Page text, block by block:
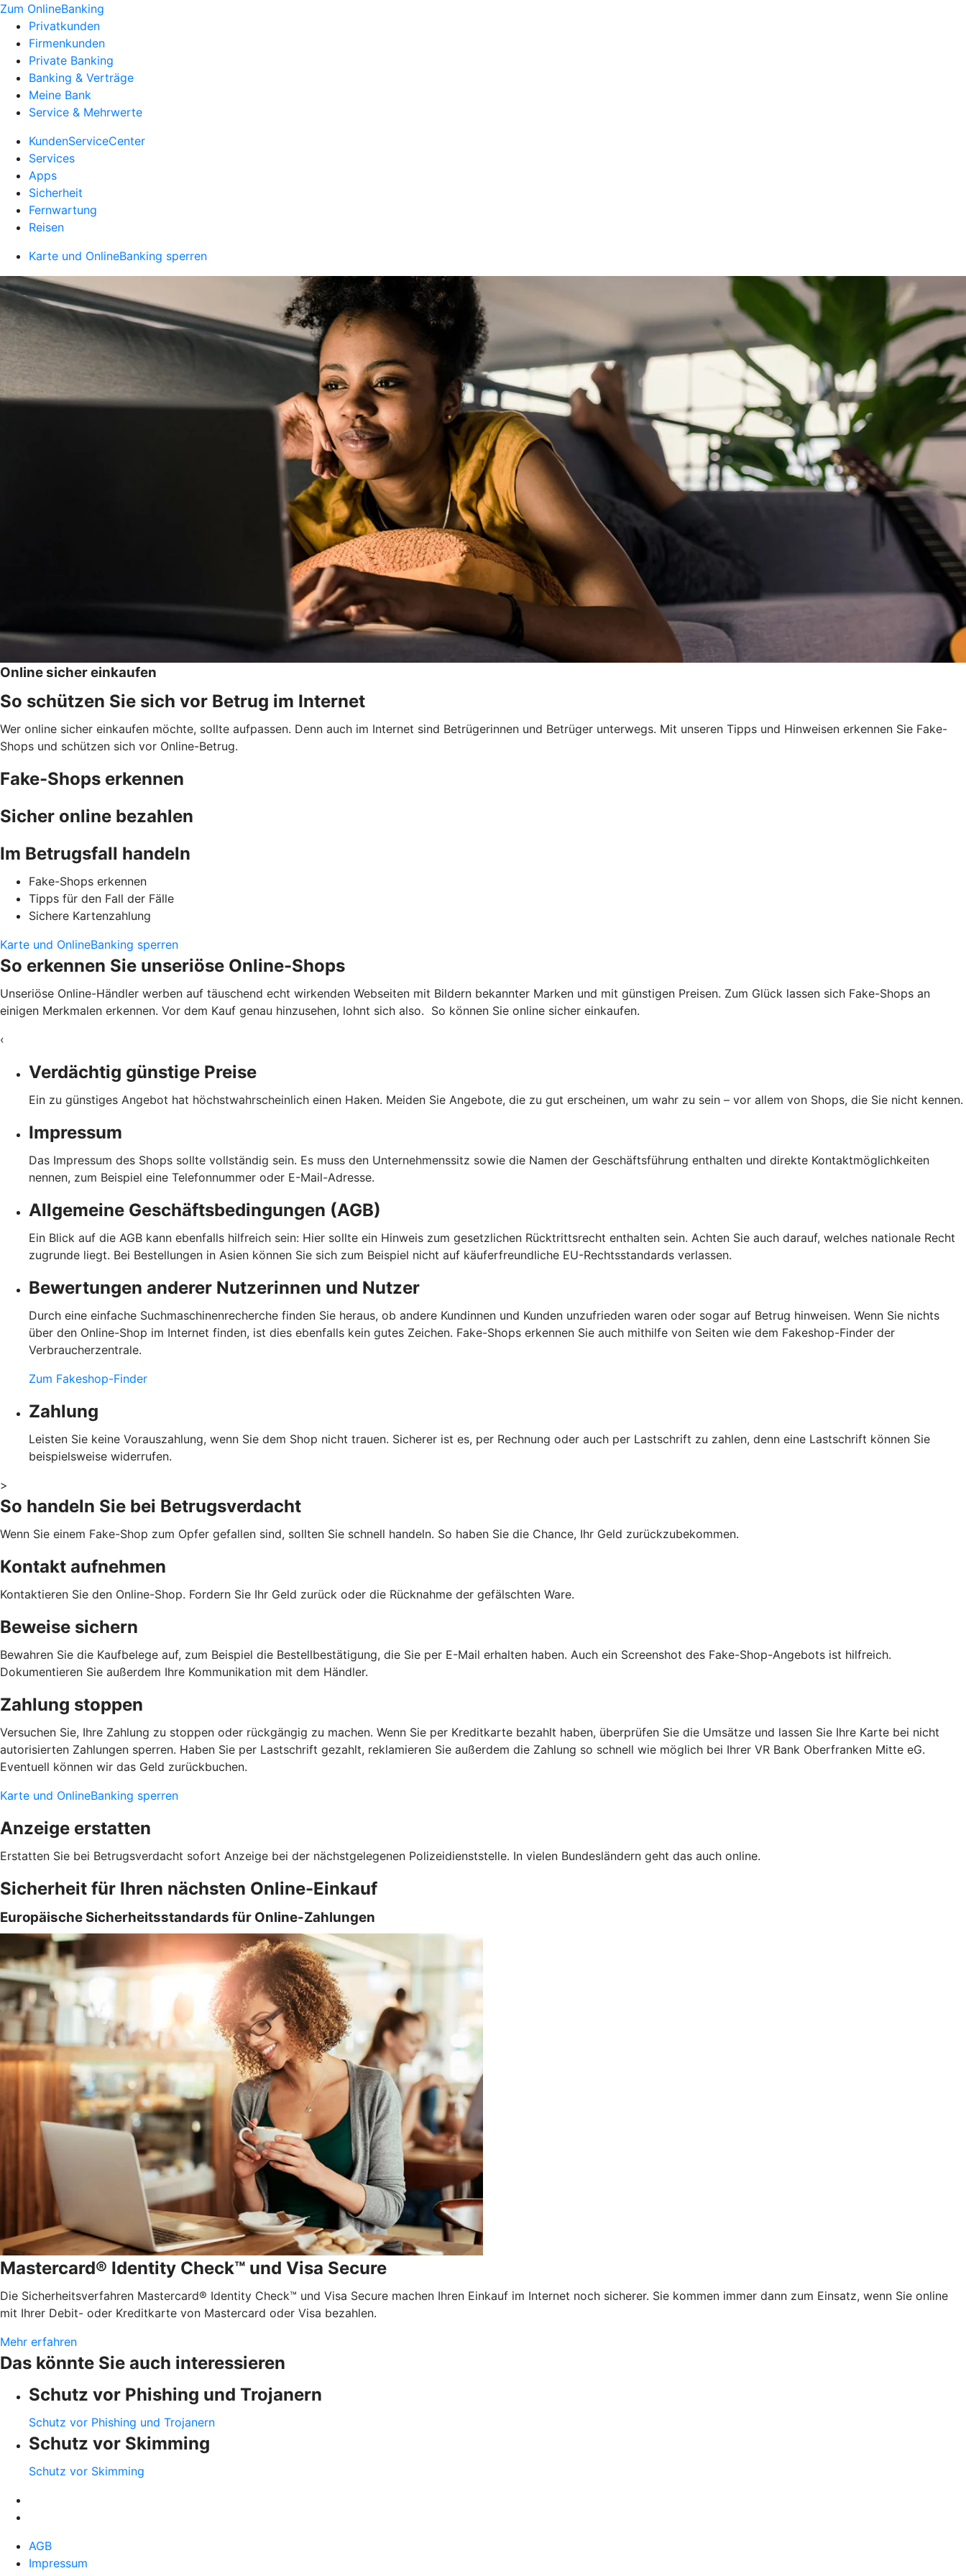
Zum OnlineBanking
Privatkunden
Firmenkunden
Private Banking
Banking & Verträge
Meine Bank
Service & Mehrwerte
KundenServiceCenter
Services
Apps
Sicherheit
Fernwartung
Reisen
Karte und OnlineBanking sperren
Online sicher einkaufen
So schützen Sie sich vor Betrug im Internet
Wer online sicher einkaufen möchte, sollte aufpassen. Denn auch im Internet sind Betrügerinnen und Betrüger unterwegs. Mit unseren Tipps und Hinweisen erkennen Sie Fake-
Shops und schützen sich vor Online-Betrug.
Fake-Shops erkennen
Sicher online bezahlen
Im Betrugsfall handeln
Fake-Shops erkennen
Tipps für den Fall der Fälle
Sichere Kartenzahlung
Karte und OnlineBanking sperren
So erkennen Sie unseriöse Online-Shops
Unseriöse Online-Händler werben auf täuschend echt wirkenden Webseiten mit Bildern bekannter Marken und mit günstigen Preisen. Zum Glück lassen sich Fake-Shops an
einigen Merkmalen erkennen. Vor dem Kauf genau hinzusehen, lohnt sich also. So können Sie online sicher einkaufen.
‹
Verdächtig günstige Preise
Ein zu günstiges Angebot hat höchstwahrscheinlich einen Haken. Meiden Sie Angebote, die zu gut erscheinen, um wahr zu sein – vor allem von Shops, die Sie nicht kennen.
Impressum
Das Impressum des Shops sollte vollständig sein. Es muss den Unternehmenssitz sowie die Namen der Geschäftsführung enthalten und direkte Kontaktmöglichkeiten
nennen, zum Beispiel eine Telefonnummer oder E-Mail-Adresse.
Allgemeine Geschäftsbedingungen (AGB)
Ein Blick auf die AGB kann ebenfalls hilfreich sein: Hier sollte ein Hinweis zum gesetzlichen Rücktrittsrecht enthalten sein. Achten Sie auch darauf, welches nationale Recht
zugrunde liegt. Bei Bestellungen in Asien können Sie sich zum Beispiel nicht auf käuferfreundliche EU-Rechtsstandards verlassen.
Bewertungen anderer Nutzerinnen und Nutzer
Durch eine einfache Suchmaschinenrecherche finden Sie heraus, ob andere Kundinnen und Kunden unzufrieden waren oder sogar auf Betrug hinweisen. Wenn Sie nichts
über den Online-Shop im Internet finden, ist dies ebenfalls kein gutes Zeichen. Fake-Shops erkennen Sie auch mithilfe von Seiten wie dem Fakeshop-Finder der
Verbraucherzentrale.
Zum Fakeshop-Finder
Zahlung
Leisten Sie keine Vorauszahlung, wenn Sie dem Shop nicht trauen. Sicherer ist es, per Rechnung oder auch per Lastschrift zu zahlen, denn eine Lastschrift können Sie
beispielsweise widerrufen.
>
So handeln Sie bei Betrugsverdacht
Wenn Sie einem Fake-Shop zum Opfer gefallen sind, sollten Sie schnell handeln. So haben Sie die Chance, Ihr Geld zurückzubekommen.
Kontakt aufnehmen
Kontaktieren Sie den Online-Shop. Fordern Sie Ihr Geld zurück oder die Rücknahme der gefälschten Ware.
Beweise sichern
Bewahren Sie die Kaufbelege auf, zum Beispiel die Bestellbestätigung, die Sie per E-Mail erhalten haben. Auch ein Screenshot des Fake-Shop-Angebots ist hilfreich.
Dokumentieren Sie außerdem Ihre Kommunikation mit dem Händler.
Zahlung stoppen
Versuchen Sie, Ihre Zahlung zu stoppen oder rückgängig zu machen. Wenn Sie per Kreditkarte bezahlt haben, überprüfen Sie die Umsätze und lassen Sie Ihre Karte bei nicht
autorisierten Zahlungen sperren. Haben Sie per Lastschrift gezahlt, reklamieren Sie außerdem die Zahlung so schnell wie möglich bei Ihrer VR Bank Oberfranken Mitte eG.
Eventuell können wir das Geld zurückbuchen.
Karte und OnlineBanking sperren
Anzeige erstatten
Erstatten Sie bei Betrugsverdacht sofort Anzeige bei der nächstgelegenen Polizeidienststelle. In vielen Bundesländern geht das auch online.
Sicherheit für Ihren nächsten Online-Einkauf
Europäische Sicherheitsstandards für Online-Zahlungen
Mastercard® Identity Check™ und Visa Secure
Die Sicherheitsverfahren Mastercard® Identity Check™ und Visa Secure machen Ihren Einkauf im Internet noch sicherer. Sie kommen immer dann zum Einsatz, wenn Sie online
mit Ihrer Debit- oder Kreditkarte von Mastercard oder Visa bezahlen.
Mehr erfahren
Das könnte Sie auch interessieren
Schutz vor Phishing und Trojanern
Schutz vor Phishing und Trojanern
Schutz vor Skimming
Schutz vor Skimming
AGB
Impressum